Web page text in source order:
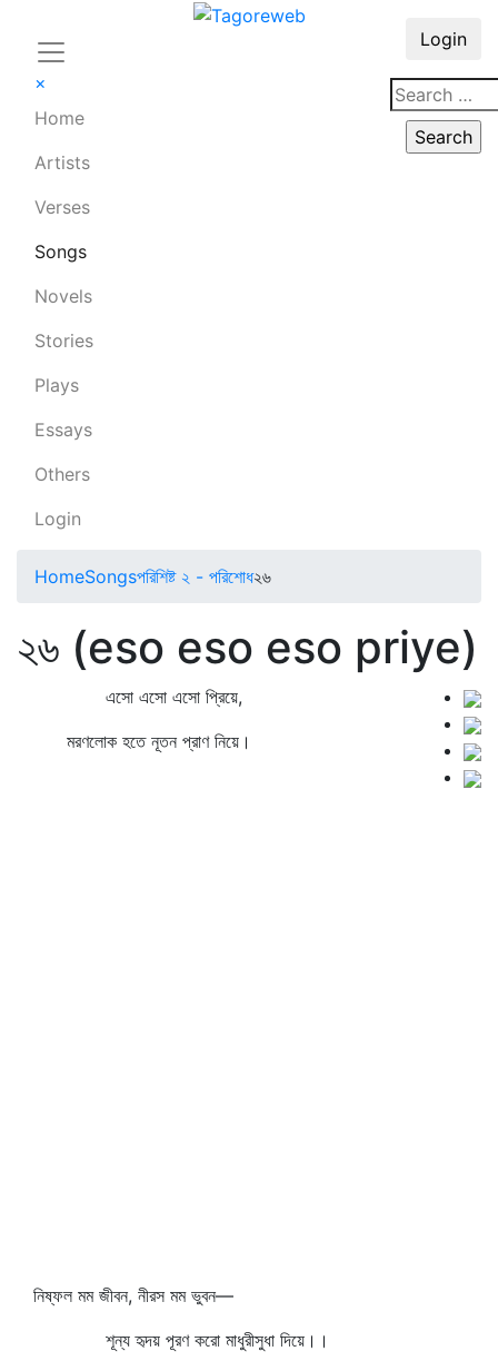
×
Home
Artists
Verses
Songs
Novels
Stories
Plays
Essays
Others
Login
Login
HomeSongsপরিশিষ্ট ২ - পরিশোধ২৬
২৬ (eso eso eso priye)
এসো এসো এসো প্রিয়ে,
মরণলোক হতে নূতন প্রাণ নিয়ে।
নিষ্ফল মম জীবন, নীরস মম ভুবন—
শূন্য হৃদয় পূরণ করো মাধুরীসুধা দিয়ে।।